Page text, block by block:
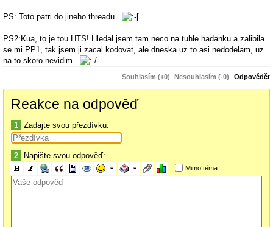
PS: Toto patri do jineho threadu...
PS2:Kua, to je tou HTS! Hledal jsem tam neco na tuhle hadanku a zalibila
se mi PP1, tak jsem ji zacal kodovat, ale dneska uz to asi nedodelam, uz
na to skoro nevidim...
Souhlasím (+0) Nesouhlasím (-0) Odpovědět
Reakce na odpověď
1 Zadajte svou přezdívku:
2 Napište svou odpověď:
Mimo téma